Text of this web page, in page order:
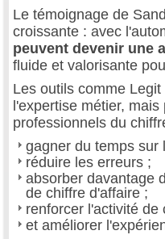
Le témoignage de
croissante : avec
peuvent devenir une
fluide et valorisante
Les outils comme
l'expertise métier,
professionnels du
gagner du temps sur
réduire les erreurs ;
absorber davantage
de chiffre d'affaire ;
renforcer l'activité de
et améliorer